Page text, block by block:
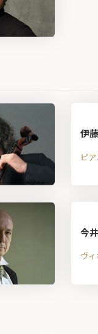
伊
ピア
今
ヴ